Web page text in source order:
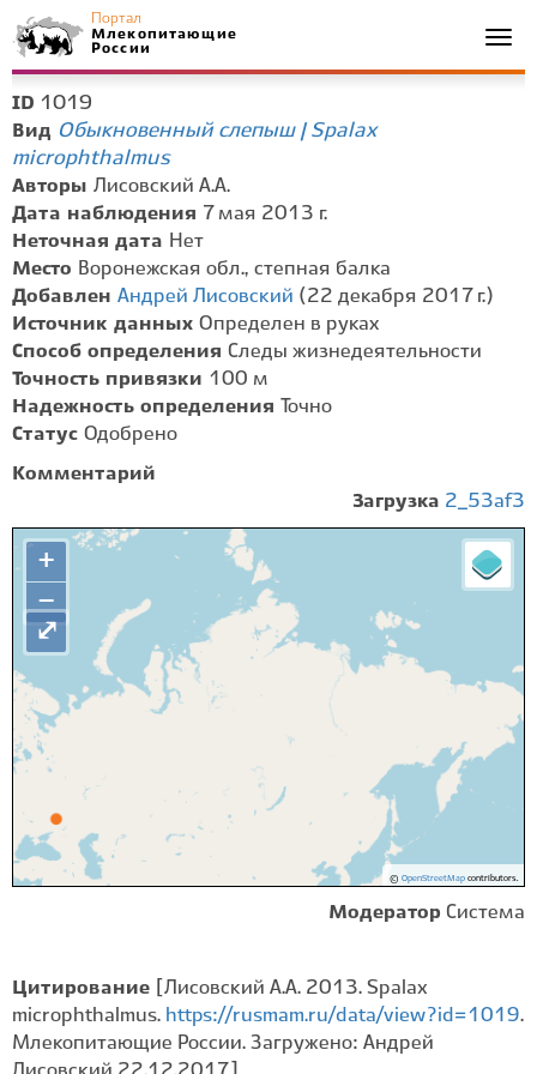
Портал
Млекопитающие
России
ID 1019
Вид Обыкновенный слепыш | Spalax
microphthalmus
Авторы Лисовский А.А.
Дата наблюдения 7 мая 2013 г.
Неточная дата Нет
Место Воронежская обл., степная балка
Добавлен Андрей Лисовский (22 декабря 2017 г.)
Источник данных Определен в руках
Способ определения Следы жизнедеятельности
Точность привязки 100 м
Надежность определения
Точно
Статус Одобрено
Комментарий
Загрузка 2_53af3
+
−
© OpenStreetMapcontributors.
⤢
Модератор Система
Цитирование
[Лисовский А.А. 2013. Spalax
microphthalmus. https://rusmam.ru/data/view?id=1019.
Млекопитающие России. Загружено: Андрей